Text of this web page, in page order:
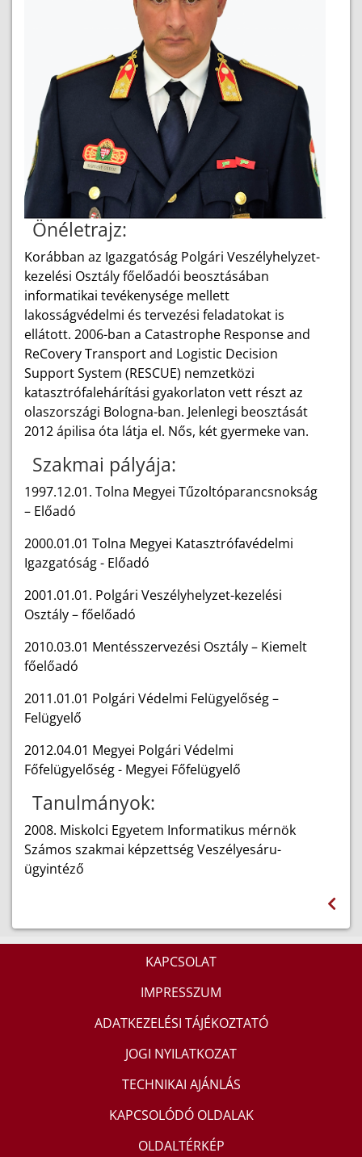
Önéletrajz:
Korábban az Igazgatóság Polgári Veszélyhelyzet-
kezelési Osztály főelőadói beosztásában
informatikai tevékenysége mellett
lakosságvédelmi és tervezési feladatokat is
ellátott. 2006-ban a Catastrophe Response and
ReCovery Transport and Logistic Decision
Support System (RESCUE) nemzetközi
katasztrófalehárítási gyakorlaton vett részt az
olaszországi Bologna-ban. Jelenlegi beosztását
2012 ápilisa óta látja el. Nős, két gyermeke van.
Szakmai pályája:
1997.12.01. Tolna Megyei Tűzoltóparancsnokság
– Előadó
2000.01.01 Tolna Megyei Katasztrófavédelmi
Igazgatóság - Előadó
2001.01.01. Polgári Veszélyhelyzet-kezelési
Osztály – főelőadó
2010.03.01 Mentésszervezési Osztály – Kiemelt
főelőadó
2011.01.01 Polgári Védelmi Felügyelőség –
Felügyelő
2012.04.01 Megyei Polgári Védelmi
Főfelügyelőség - Megyei Főfelügyelő
Tanulmányok:
2008. Miskolci Egyetem Informatikus mérnök
Számos szakmai képzettség Veszélyesáru-
ügyintéző
KAPCSOLAT
IMPRESSZUM
ADATKEZELÉSI TÁJÉKOZTATÓ
JOGI NYILATKOZAT
TECHNIKAI AJÁNLÁS
KAPCSOLÓDÓ OLDALAK
OLDALTÉRKÉP